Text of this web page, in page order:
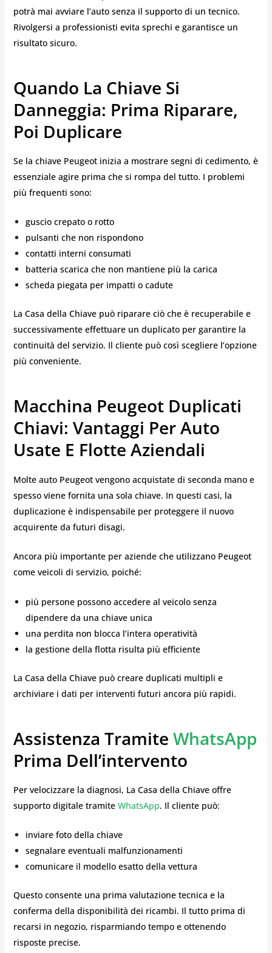
potrà mai avviare l’auto senza il supporto di un tecnico.
Rivolgersi a professionisti evita sprechi e garantisce un
risultato sicuro.
Quando La Chiave Si
Danneggia: Prima Riparare,
Poi Duplicare
Se la chiave Peugeot inizia a mostrare segni di cedimento, è
essenziale agire prima che si rompa del tutto. I problemi
più frequenti sono:
guscio crepato o rotto
pulsanti che non rispondono
contatti interni consumati
batteria scarica che non mantiene più la carica
scheda piegata per impatti o cadute
La Casa della Chiave può riparare ciò che è recuperabile e
successivamente effettuare un duplicato per garantire la
continuità del servizio. Il cliente può così scegliere l’opzione
più conveniente.
Macchina Peugeot Duplicati
Chiavi: Vantaggi Per Auto
Usate E Flotte Aziendali
Molte auto Peugeot vengono acquistate di seconda mano e
spesso viene fornita una sola chiave. In questi casi, la
duplicazione è indispensabile per proteggere il nuovo
acquirente da futuri disagi.
Ancora più importante per aziende che utilizzano Peugeot
come veicoli di servizio, poiché:
più persone possono accedere al veicolo senza
dipendere da una chiave unica
una perdita non blocca l’intera operatività
la gestione della flotta risulta più efficiente
La Casa della Chiave può creare duplicati multipli e
archiviare i dati per interventi futuri ancora più rapidi.
Assistenza Tramite WhatsApp
Prima Dell’intervento
Per velocizzare la diagnosi, La Casa della Chiave offre
supporto digitale tramite WhatsApp. Il cliente può:
inviare foto della chiave
segnalare eventuali malfunzionamenti
comunicare il modello esatto della vettura
Questo consente una prima valutazione tecnica e la
conferma della disponibilità dei ricambi. Il tutto prima di
recarsi in negozio, risparmiando tempo e ottenendo
risposte precise.